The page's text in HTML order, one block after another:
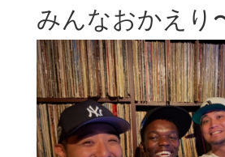
みんなおかえり